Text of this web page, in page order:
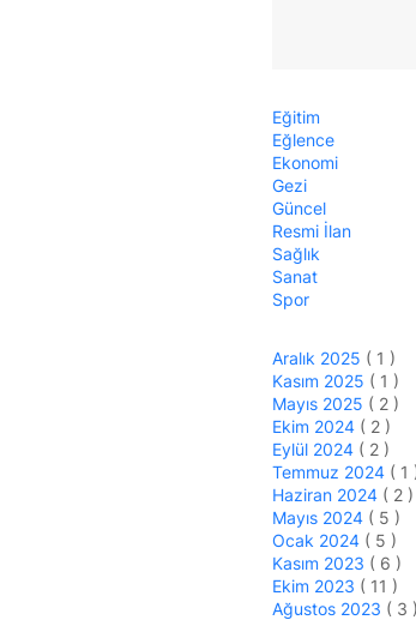
Eğitim
Eğlence
Ekonomi
Gezi
Güncel
Resmi İlan
Sağlık
Sanat
Spor
Aralık 2025 ( 1 )
Kasım 2025 ( 1 )
Mayıs 2025 ( 2 )
Ekim 2024 ( 2 )
Eylül 2024 ( 2 )
Temmuz 2024 ( 1
Haziran 2024 ( 2 )
Mayıs 2024 ( 5 )
Ocak 2024 ( 5 )
Kasım 2023 ( 6 )
Ekim 2023 ( 11 )
Ağustos 2023 ( 3 )